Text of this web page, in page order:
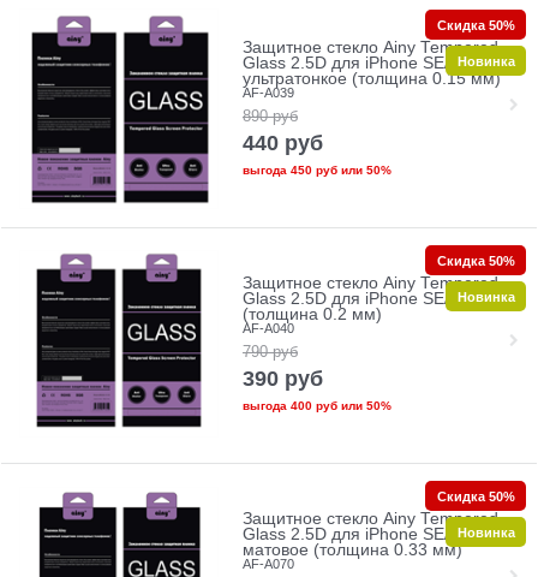
Защитное стекло Ainy Tempered
Glass 2.5D для iPhone SE/5/5c/5s
ультратонкое (толщина 0.15 мм)
AF-A039
890 руб
440 руб
выгода 450 рубили 50%
Скидка 50%
Новинка
Защитное стекло Ainy Tempered
Glass 2.5D для iPhone SE/5/5c/5s
(толщина 0.2 мм)
AF-A040
790 руб
390 руб
выгода 400 рубили 50%
Скидка 50%
Новинка
Защитное стекло Ainy Tempered
Glass 2.5D для iPhone SE/5/5c/5s
матовое (толщина 0.33 мм)
AF-A070
Скидка 50%
Новинка